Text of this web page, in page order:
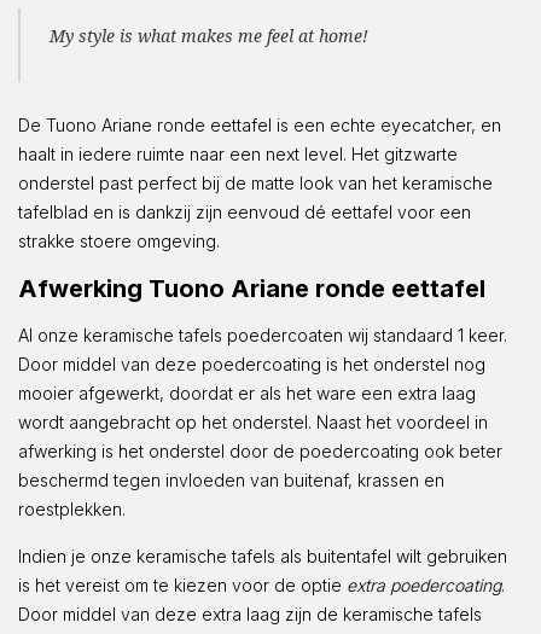
My style is what makes me feel at home!
De Tuono Ariane ronde eettafel is een echte eyecatcher, en
haalt in iedere ruimte naar een next level. Het gitzwarte
onderstel past perfect bij de matte look van het keramische
tafelblad en is dankzij zijn eenvoud dé eettafel voor een
strakke stoere omgeving.
Afwerking Tuono Ariane ronde eettafel
Al onze keramische tafels poedercoaten wij standaard 1 keer.
Door middel van deze poedercoating is het onderstel nog
mooier afgewerkt, doordat er als het ware een extra laag
wordt aangebracht op het onderstel. Naast het voordeel in
afwerking is het onderstel door de poedercoating ook beter
beschermd tegen invloeden van buitenaf, krassen en
roestplekken.
Indien je onze keramische tafels als buitentafel wilt gebruiken
is het vereist om te kiezen voor de optie extra poedercoating.
Door middel van deze extra laag zijn de keramische tafels